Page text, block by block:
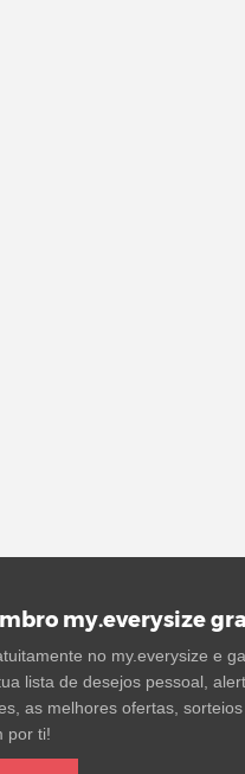
my.everysize
no my.everysize e
lista de desejos pessoal,
as melhores ofertas,
por ti!